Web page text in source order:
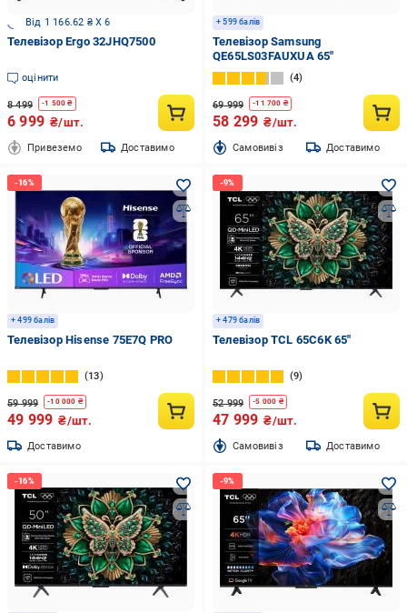
Від 1 166.62 ₴ X 6
Телевізор Ergo 32JHQ7500
оцінити
8 499 -1 500 ₴
6 999 ₴/шт.
Привеземо Доставимо
+ 599 балів
Телевізор Samsung
QE65LS03FAUXUA 65″
4
69 999 -11 700 ₴
58 299 ₴/шт.
Cамовивіз Доставимо
+ 499 балів
Телевізор Hisense 75E7Q PRO
13
59 999 -10 000 ₴
49 999 ₴/шт.
Доставимо
+ 479 балів
Телевізор TCL 65C6K 65″
9
52 999 -5 000 ₴
47 999 ₴/шт.
Cамовивіз Доставимо